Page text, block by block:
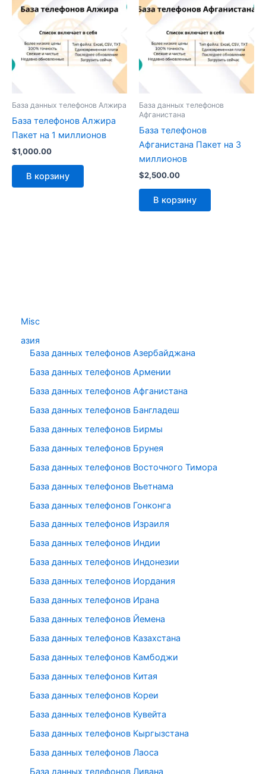
Misc
азия
База данных телефонов Азербайджана
База данных телефонов Армении
База данных телефонов Афганистана
База данных телефонов Бангладеш
База данных телефонов Бирмы
База данных телефонов Брунея
База данных телефонов Восточного Тимора
База данных телефонов Вьетнама
База данных телефонов Гонконга
База данных телефонов Израиля
База данных телефонов Индии
База данных телефонов Индонезии
База данных телефонов Иордания
База данных телефонов Ирана
База данных телефонов Йемена
База данных телефонов Казахстана
База данных телефонов Камбоджи
База данных телефонов Китая
База данных телефонов Кореи
База данных телефонов Кувейта
База данных телефонов Кыргызстана
База данных телефонов Лаоса
База данных телефонов Ливана
База данных телефонов Алжира
База телефонов Алжира
Пакет на 1 миллионов
$1,000.00
В корзину
База данных телефонов
Афганистана
База телефонов
Афганистана Пакет на 3
миллионов
$2,500.00
В корзину